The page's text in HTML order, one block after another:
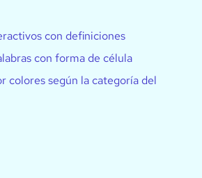
con definiciones
con forma de célula
colores según la categoría del